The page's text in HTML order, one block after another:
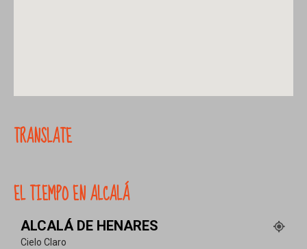
TRANSLATE
EL TIEMPO EN ALCALÁ
ALCALÁ DE HENARES
Cielo Claro